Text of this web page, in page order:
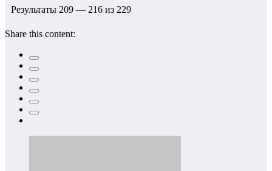
Результаты 209 — 216 из 229
Share this content: